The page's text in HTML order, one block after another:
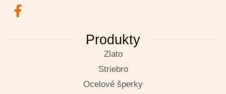
Produkty
Zlato
Striebro
Ocelové šperky